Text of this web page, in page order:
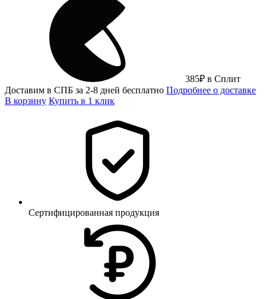
385₽ в Сплит
Доставим в СПБ за 2-8 дней бесплатно Подробнее о доставке
В корзину Купить в 1 клик
Сертифицированная продукция